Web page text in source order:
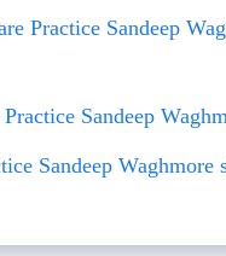
Practice Sandeep
Sandeep
Sandeep Waghmore